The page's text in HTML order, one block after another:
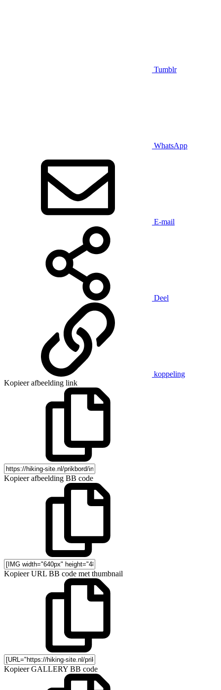
Tumblr
WhatsApp
E-mail
Deel
koppeling
Kopieer afbeelding link
Kopieer afbeelding BB code
Kopieer URL BB code met thumbnail
Kopieer GALLERY BB code